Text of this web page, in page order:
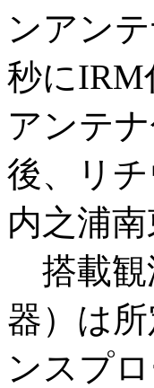
ンアン
秒にIRM
アンテ
後、リ
内之浦
搭載観
器）は
ンスプ